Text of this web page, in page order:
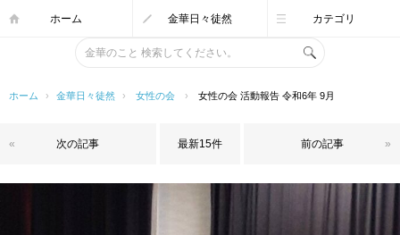
ホーム 金華日々徒然 カテゴリ
ホーム › 金華日々徒然 › 女性の会 › 女性の会 活動報告 令和6年 9月
次の記事
« 最新15件 前の記事 »